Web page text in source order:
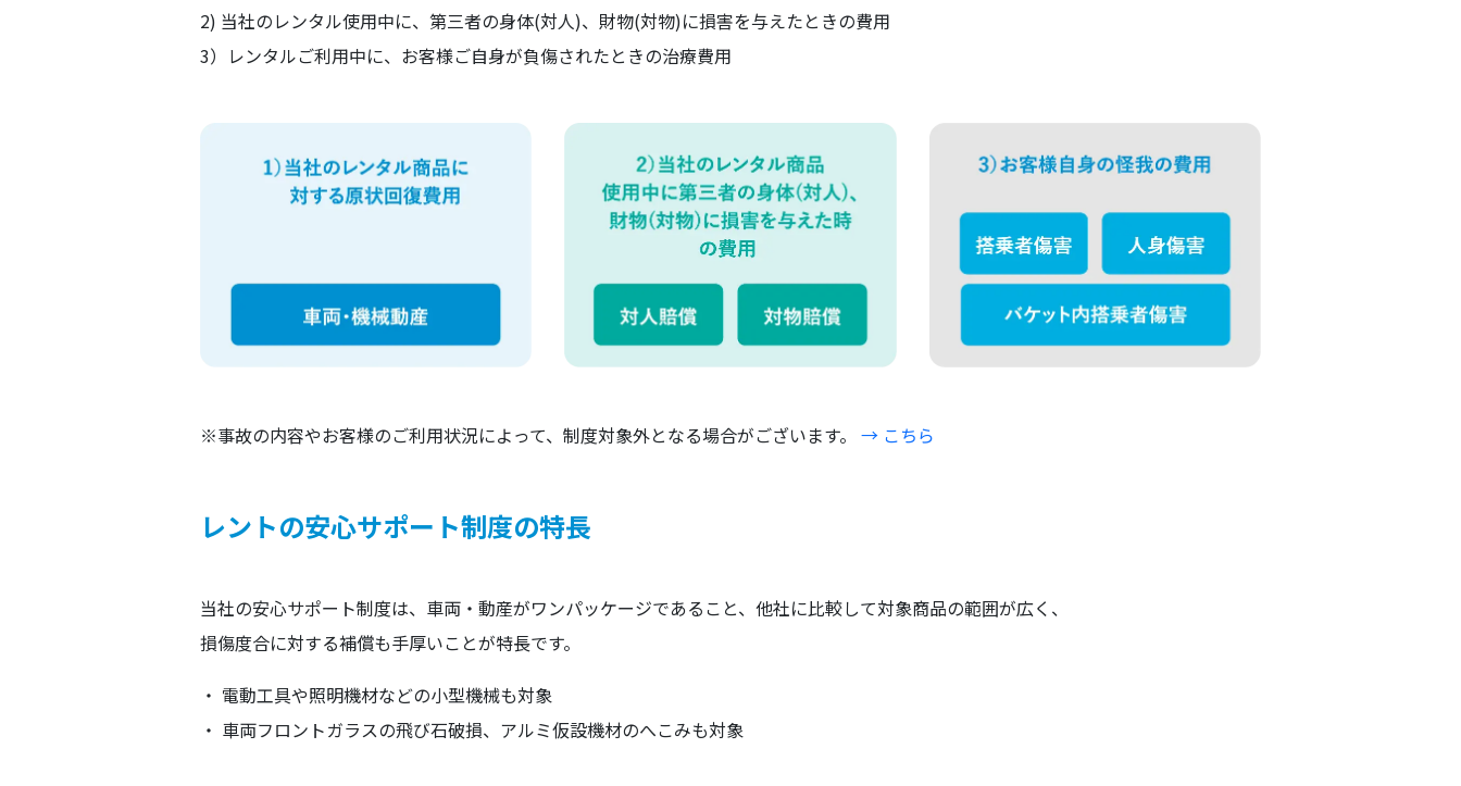
2) 当社のレンタル使用中に、第三者の身体(対人)、財物(対物)に損害を与えたときの費用
3）レンタルご利用中に、お客様ご自身が負傷されたときの治療費用
※事故の内容やお客様のご利用状況によって、制度対象外となる場合がございます。 → こちら
レントの安心サポート制度の特長
当社の安心サポート制度は、車両・動産がワンパッケージであること、他社に比較して対象商品の範囲が広く、
損傷度合に対する補償も手厚いことが特長です。
・ 電動工具や照明機材などの小型機械も対象
・ 車両フロントガラスの飛び石破損、アルミ仮設機材のへこみも対象